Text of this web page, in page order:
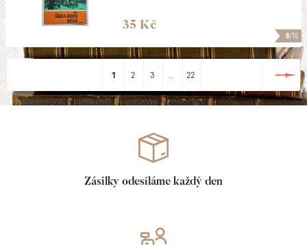
8/10
35 Kč
1 2 3 22
Zásilky odesíláme každý den